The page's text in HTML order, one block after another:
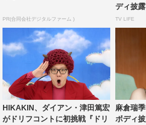
PR(合同会社デジタルファーム )
ディ披
TV LIFE
HIKAKIN、ダイアン・津田篤宏
がドリフコントに初挑戦『ドリ
麻倉瑞
ボディ